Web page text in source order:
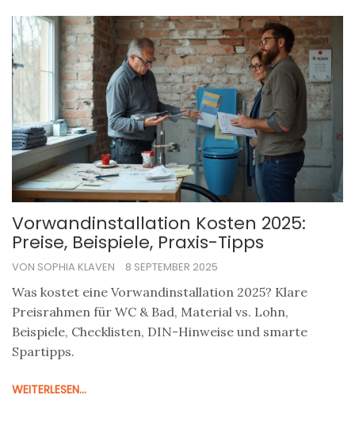
Vorwandinstallation Kosten 2025:
Preise, Beispiele, Praxis-Tipps
VON SOPHIA KLAVEN 8 SEPTEMBER 2025
Was kostet eine Vorwandinstallation 2025? Klare
Preisrahmen für WC & Bad, Material vs. Lohn,
Beispiele, Checklisten, DIN-Hinweise und smarte
Spartipps.
WEITERLESEN...